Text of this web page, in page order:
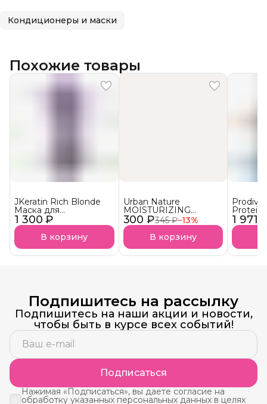
Кондиционеры и маски
Похожие товары
1 300 ₽
JKeratin Rich Blonde
Маска для
осветленных волос
Уход & нейтрализация
желтизны СКОРО В
НАЛИЧИИ!
В корзину
300 ₽345 ₽−13%
Urban Nature
MOISTURIZING
Кондиционер
Увлажняющий АКЦИЯ!
В корзину
1 971
Protein
Подпишитесь на рассылку
Подпишитесь на наши акции и новости,
чтобы быть в курсе всех событий!
Подписаться
Нажимая «Подписаться», вы даете согласие на
обработку указанных персональных данных в целях